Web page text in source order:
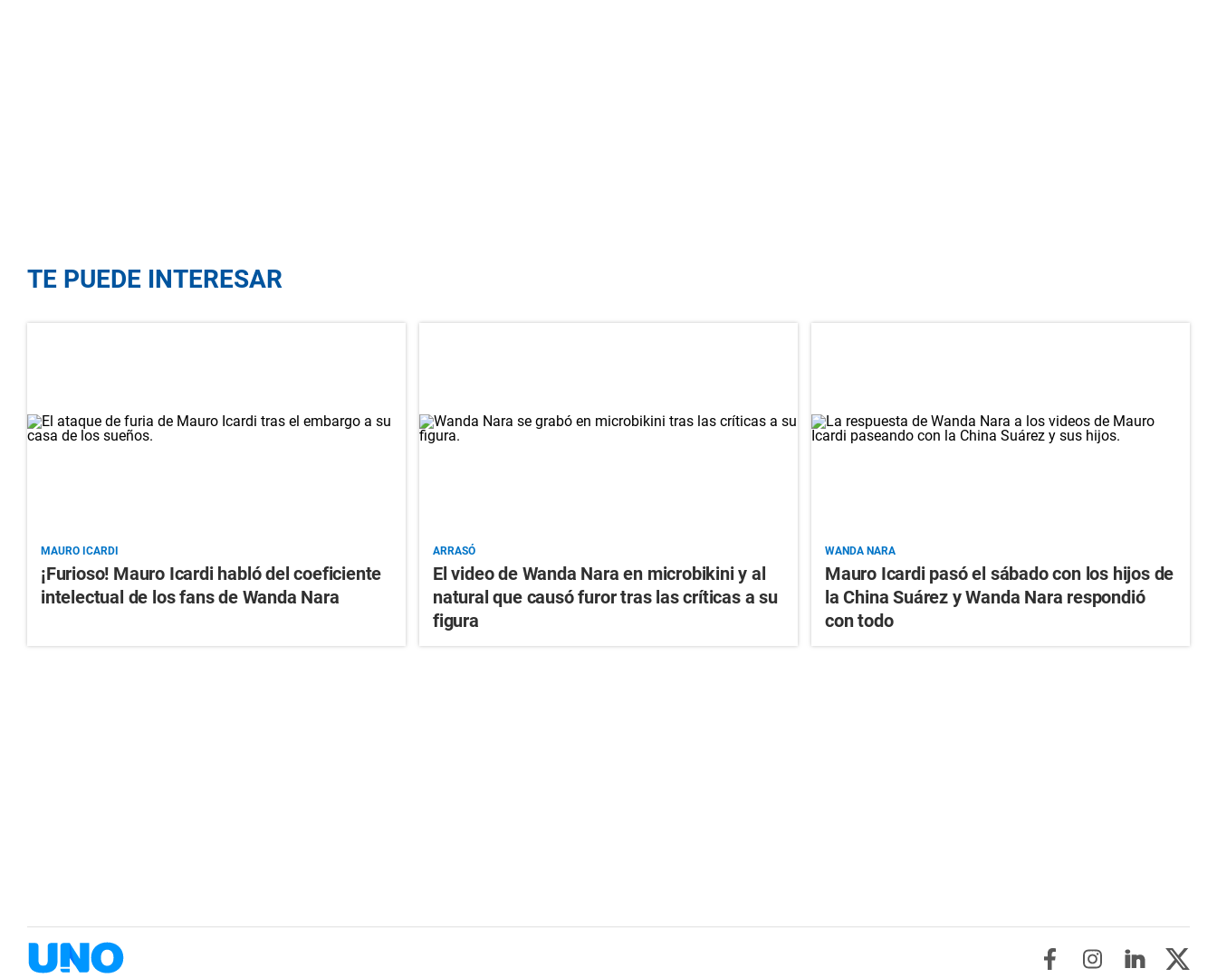
TE PUEDE INTERESAR
MAURO ICARDI
¡Furioso! Mauro Icardi habló del coeficiente
intelectual de los fans de Wanda Nara
ARRASÓ
El video de Wanda Nara en microbikini y al
natural que causó furor tras las críticas a su
figura
WANDA NARA
Mauro Icardi pasó el sábado con los hijos de
la China Suárez y Wanda Nara respondió
con todo